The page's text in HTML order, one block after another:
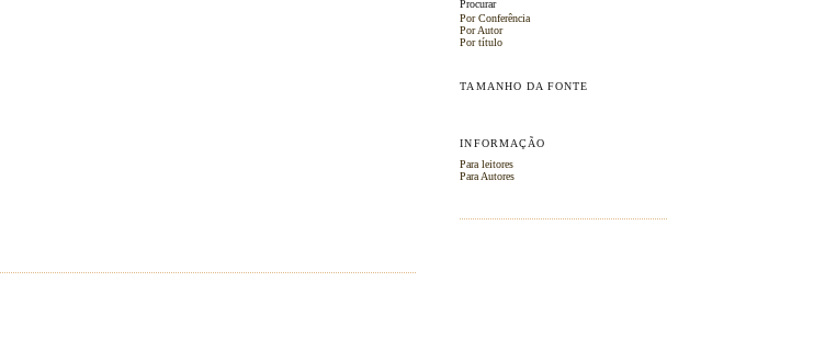
Procurar
Por Conferência
Por Autor
Por título
TAMANHO DA FONTE
INFORMAÇÃO
Para leitores
Para Autores